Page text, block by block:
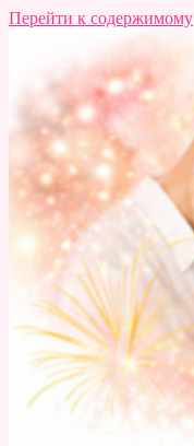
Перейти к содержимому